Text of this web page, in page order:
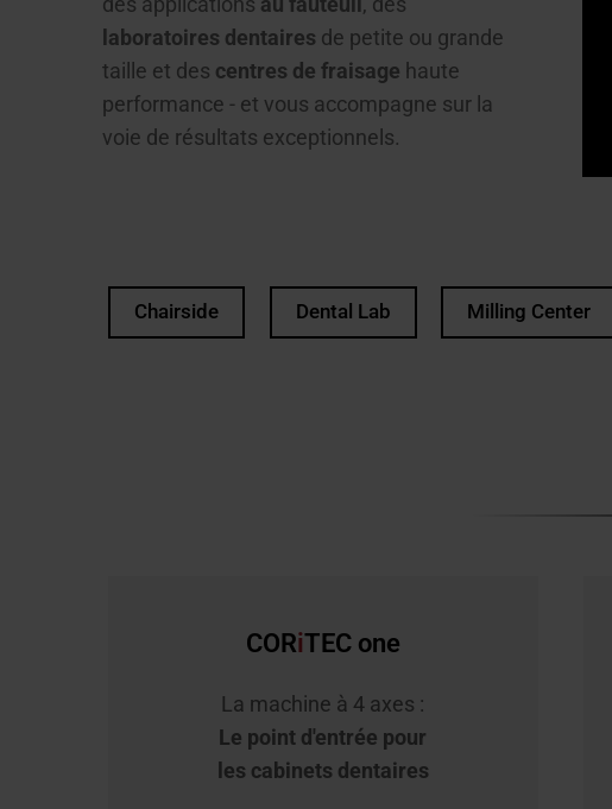
laboratoires dentaires de petite ou grande
taille et des centres de fraisage haute
performance - et vous accompagne sur la
voie de résultats exceptionnels.
Chairside Dental Lab Milling Center
CORiTEC one
La machine à 4 axes :
Le point d'entrée pour
les cabinets dentaires